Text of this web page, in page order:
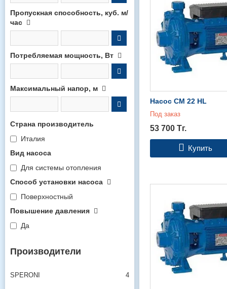
Насос СМ 22 HL
Под заказ
53 700 Тг.
Купить
Пропускная способность, куб. м/
час
Потребляемая мощность, Вт
Максимальный напор, м
Страна производитель
Италия
Вид насоса
Для системы отопления
Способ установки насоса
Поверхностный
Повышение давления
Да
Производители
SPERONI 4